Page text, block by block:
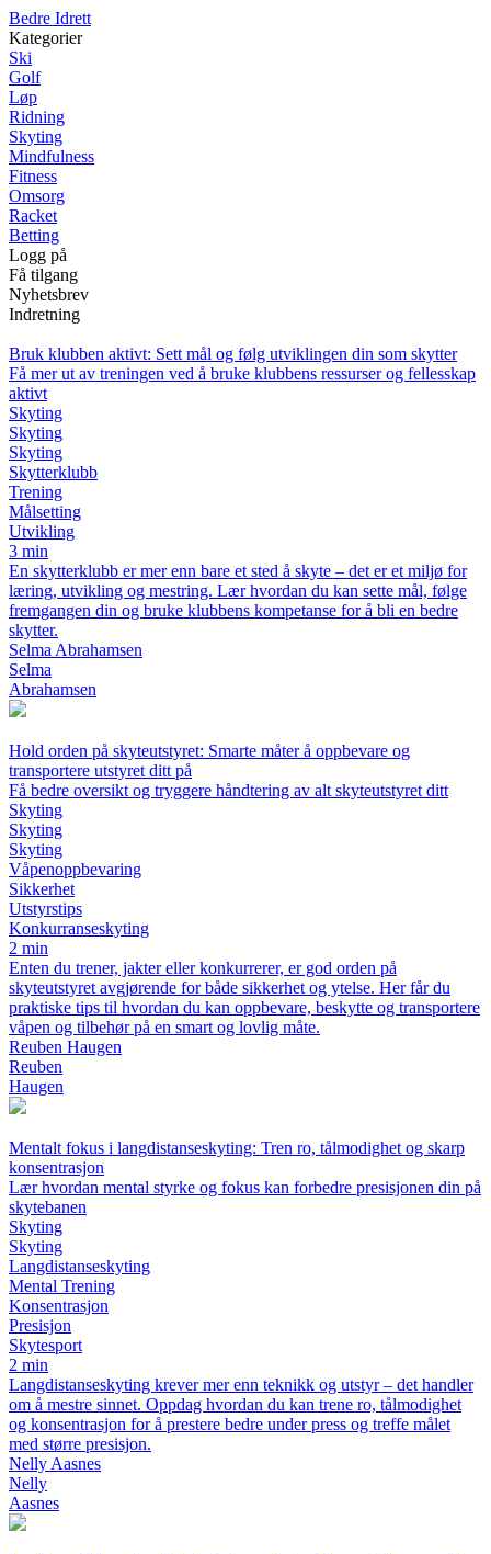
Bedre Idrett
Kategorier
Ski
Golf
Løp
Ridning
Skyting
Mindfulness
Fitness
Omsorg
Racket
Betting
Logg på
Få tilgang
Nyhetsbrev
Indretning
Bruk klubben aktivt: Sett mål og følg utviklingen din som skytter
Få mer ut av treningen ved å bruke klubbens ressurser og fellesskap
aktivt
Skyting
Skyting
Skyting
Skytterklubb
Trening
Målsetting
Utvikling
3 min
En skytterklubb er mer enn bare et sted å skyte – det er et miljø for
læring, utvikling og mestring. Lær hvordan du kan sette mål, følge
fremgangen din og bruke klubbens kompetanse for å bli en bedre
skytter.
Selma Abrahamsen
Selma
Abrahamsen
Hold orden på skyteutstyret: Smarte måter å oppbevare og
transportere utstyret ditt på
Få bedre oversikt og tryggere håndtering av alt skyteutstyret ditt
Skyting
Skyting
Skyting
Våpenoppbevaring
Sikkerhet
Utstyrstips
Konkurranseskyting
2 min
Enten du trener, jakter eller konkurrerer, er god orden på
skyteutstyret avgjørende for både sikkerhet og ytelse. Her får du
praktiske tips til hvordan du kan oppbevare, beskytte og transportere
våpen og tilbehør på en smart og lovlig måte.
Reuben Haugen
Reuben
Haugen
Mentalt fokus i langdistanseskyting: Tren ro, tålmodighet og skarp
konsentrasjon
Lær hvordan mental styrke og fokus kan forbedre presisjonen din på
skytebanen
Skyting
Skyting
Langdistanseskyting
Mental Trening
Konsentrasjon
Presisjon
Skytesport
2 min
Langdistanseskyting krever mer enn teknikk og utstyr – det handler
om å mestre sinnet. Oppdag hvordan du kan trene ro, tålmodighet
og konsentrasjon for å prestere bedre under press og treffe målet
med større presisjon.
Nelly Aasnes
Nelly
Aasnes